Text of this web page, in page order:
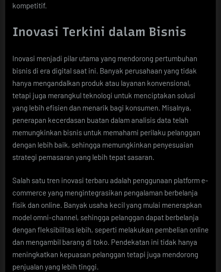
kompetitif.
Inovasi Terkini dalam Bisnis
Inovasi menjadi pilar utama yang mendorong pertumbuhan
bisnis di era digital saat ini. Banyak perusahaan yang tidak
hanya mengandalkan produk atau layanan konvensional,
tetapi juga merangkul teknologi untuk menciptakan solusi
yang lebih efisien dan menarik bagi konsumen. Misalnya,
penerapan kecerdasan buatan dalam analisis data telah
memungkinkan bisnis untuk memahami perilaku pelanggan
dengan lebih baik, sehingga memungkinkan penyesuaian
strategi pemasaran yang lebih tepat sasaran.
Salah satu tren inovasi terbaru adalah penggunaan platform e-
commerce yang mengintegrasikan pengalaman berbelanja
fisik dan online. Banyak usaha kecil yang mulai menerapkan
model omni-channel, sehingga pelanggan dapat berbelanja
dengan fleksibilitas lebih, seperti melakukan pembelian online
dan mengambil barang di toko. Pendekatan ini tidak hanya
meningkatkan kepuasan pelanggan tetapi juga mendorong
penjualan yang lebih tinggi.